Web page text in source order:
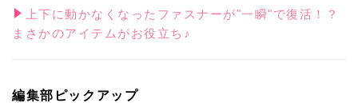
上下に動かなくなったファスナーが"一瞬"で復活！？
まさかのアイテムがお役立ち♪
編集部ピックアップ